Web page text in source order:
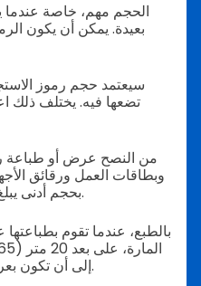
الحجم مهم، خاصة
بعيدة. يمكن أن يكون
سيعتمد حجم رموز
تضعها فيه. يختلف ذلك
من النصح عرض أو طباعة
وبطاقات العمل ورقائق
بحجم أدنى يبلغ 0.8 × 0.8 بوصة (2 × 2 سم).
بالطبع، عندما تقوم
إلى أن تكون بعرض حوالي 2 أمتار (6.5 أقدام).